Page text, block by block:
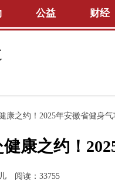
公益 财经
康之约！2025年安徽省健身
康之约！
阅读：33755